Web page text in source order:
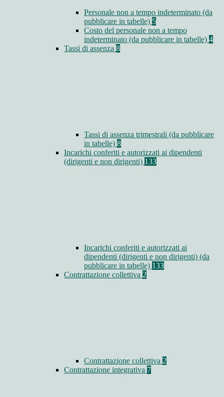
Personale non a tempo indeterminato (da
pubblicare in tabelle) 5
Costo del personale non a tempo
indeterminato (da pubblicare in tabelle) 4
Tassi di assenza 8
Tassi di assenza trimestrali (da pubblicare
in tabelle) 8
Incarichi conferiti e autorizzati ai dipendenti
(dirigenti e non dirigenti) 133
Incarichi conferiti e autorizzati ai
dipendenti (dirigenti e non dirigenti) (da
pubblicare in tabelle) 133
Contrattazione collettiva 2
Contrattazione collettiva 2
Contrattazione integrativa 7